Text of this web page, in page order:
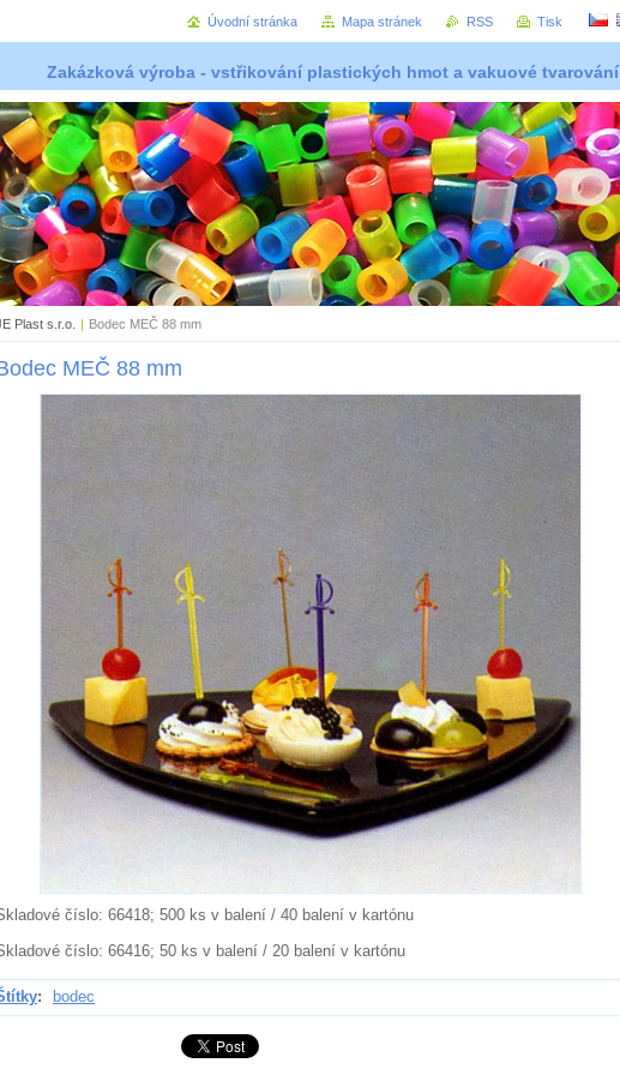
Zakázková výroba - vstřikování plastických hmot a vakuové tvarování
Plast s.r.o. | Bodec MEČ 88 mm
MEČ 88 mm
číslo: 66418; 500 ks v balení / 40 balení v kartónu
číslo: 66416; 50 ks v balení / 20 balení v kartónu
: bodec
Úvodní stránka Mapa stránek RSS Tisk